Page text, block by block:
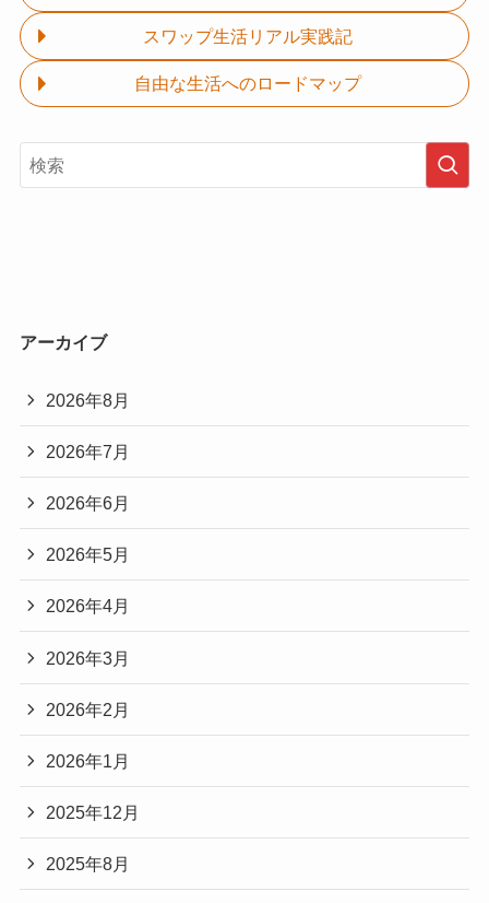
スワップ生活リアル実践記
自由な生活へのロードマップ
アーカイブ
2026年8月
2026年7月
2026年6月
2026年5月
2026年4月
2026年3月
2026年2月
2026年1月
2025年12月
2025年8月